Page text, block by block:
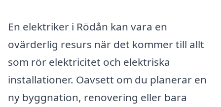
En elektriker i Rödån kan vara en
ovärderlig resurs när det kommer till allt
som rör elektricitet och elektriska
installationer. Oavsett om du planerar en
ny byggnation, renovering eller bara